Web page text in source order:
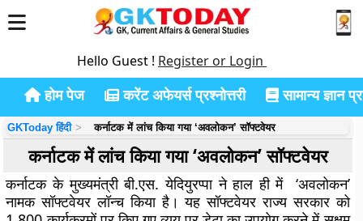
Hello Guest ! Register or Login
होम पेज करेंट अफेयर्स प्रश्नोत्तरी सामान्य ज्ञान
GKToday हिंदी कर्नाटक में लांच किया गया ‘अवलोकन’ सॉफ्टवेयर
कर्नाटक में लांच किया गया ‘अवलोकन’ सॉफ्टवेयर
कर्नाटक के मुख्यमंत्री बी.एस. येदियुरप्पा ने हाल ही में ‘अवलोकन’
नामक सॉफ्टवेयर लॉन्च किया है। यह सॉफ्टवेयर राज्य सरकार को